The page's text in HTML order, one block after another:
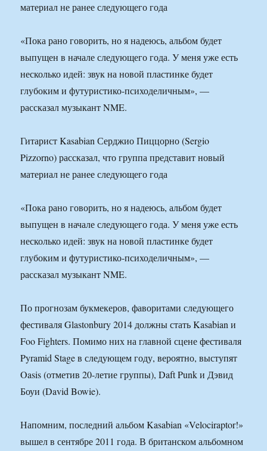
материал не ранее следующего года
«Пока рано говорить, но я надеюсь, альбом будет
выпущен в начале следующего года. У меня уже есть
несколько идей: звук на новой пластинке будет
глубоким и футуристико-психоделичным», —
рассказал музыкант NME.
Гитарист Kasabian Серджио Пиццорно (Sergio
Pizzorno) рассказал, что группа представит новый
материал не ранее следующего года
«Пока рано говорить, но я надеюсь, альбом будет
выпущен в начале следующего года. У меня уже есть
несколько идей: звук на новой пластинке будет
глубоким и футуристико-психоделичным», —
рассказал музыкант NME.
По прогнозам букмекеров, фаворитами следующего
фестиваля Glastonbury 2014 должны стать Kasabian и
Foo Fighters. Помимо них на главной сцене фестиваля
Pyramid Stage в следующем году, вероятно, выступят
Oasis (отметив 20-летие группы), Daft Punk и Дэвид
Боуи (David Bowie).
Напомним, последний альбом Kasabian «Velociraptor!»
вышел в сентябре 2011 года. В британском альбомном